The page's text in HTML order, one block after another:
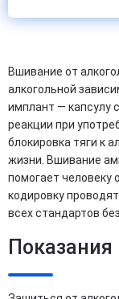
Вшивание от
алкогольной
имплант — капсулу
реакции при
блокировка тяги к
жизни. Вшивание
помогает человеку
кодировку
всех стандартов